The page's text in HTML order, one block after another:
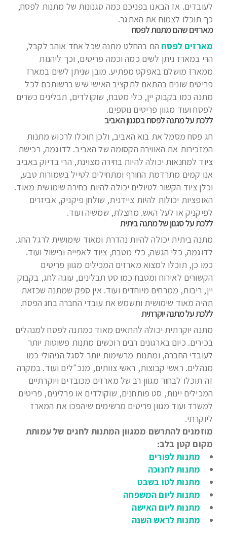
לעובדים. אז הבאנו בפניכם כמה סגנונות של מתנות לפסח,
כך תוכלו לצמוח את האתגר.
מארזים שהם מתנות לפסח
מארזים לפסח הם בהחלט מתנה שכל אחד אוהב לקבל,
הרי במארז ניתן לשים כמה וכמה פריטים, וכך ליהנות
ממארז מושלם באפקט מפתיע. מובן שניתן לשים במארז
פריטים שונים בהתאם לתקציב האישי שיש ברשותכם לכל
מתנה כמו בקבוק יין, כלי מטבח, שוקולדים, תבלינים כשרים
לפסח ועוד מגוון פריטים נוספים.
ללכת על מתנה לפסח בסגנון האביב
חג פסח מסמל את בוא האביב, ולכן תוכלו לרכוש מתנות
המזכירות את האווירה הקסומה של האביב. לדוגמה, רכישת
ציוד למחנאות יכולה להיות בחירה מצוינת, הרי בדיוק באביב
אנו קמים מתרדמת החורף ומתחילים לטייל בשמורות טבע,
וכלן ציוד הקשור לטיולים יכולה להיות בחירה שימושית מאוד.
האופציות יכולות להיות ציידנית, שולחן פיקניק, אביזרים
לפיקניק או לעל האש. מחצלת, שמשיה ועוד.
ללכת על סגנון של מתנה ביתית
מתנה ביתית יכולה להיות נהדרת ומאוד שימושית לרגל החג.
לדוגמה, כלי הגשה, כלי מטבח, ציוד לאפייה ובישול ועוד.
כמו כן, תוכלו למצוא מארזים המכילים מגוון פריטים
הקשורים לאירוח ומטבח כמו סט תבלינים, עוגה לחג, בקבוק
יין, ריבות, ממרחים מיוחדים ועוד. אין ספק שמתנה שכזאת
תהיה מאוד שימושית ותשמש את עובדי החברה בחג הפסח.
ללכת על מתנה יוקרתית
מתנה יוקרתית יכולה להתאים מאוד כמתנה לפסח למנהלים
בכירים. כיום בארגונים רבים רוכשים מתנות פשוטות יותר
לעובדי החברה, ומתנות מרשימות יותר לסגל הניהולי כמו
מנהלים. ראשי קבוצות, ראשי צוותים, מנכ"לים ועוד. במקרה
זה תוכלו לבחור מגוון רב של מארזים מכובדים ויוקרתיים
המכילים יינות, סט פותחנים, שוקולדים או פרלינים, פריטים
למשרד ועוד מגוון פריטים מרשימים שיהפכו את המארז
ליוקרתי.
מוזמנים להתרשם ממגוון המתנות לחגים של עמותת
מקום קטן בלב:
מתנות לפורים
מתנות לחנוכה
מתנות לטו בשבט
מתנות ליום המשפחה
מתנות ליום האישה
מתנות לראש השנה